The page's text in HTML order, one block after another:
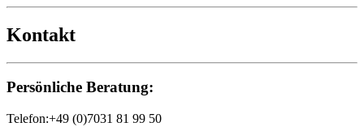
–
Kontakt
Persönliche Beratung:
Telefon:+49 (0)7031 81 99 50